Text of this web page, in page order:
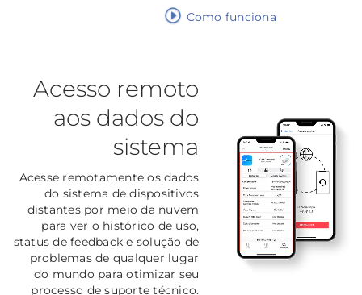
Como funciona
Acesso remoto
aos dados do
sistema
Acesse remotamente os dados
do sistema de dispositivos
distantes por meio da nuvem
para ver o histórico de uso,
status de feedback e solução de
problemas de qualquer lugar
do mundo para otimizar seu
processo de suporte técnico.